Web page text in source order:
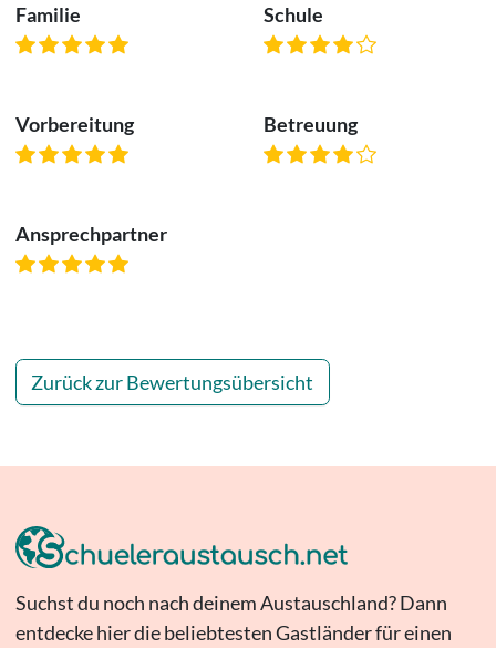
Familie Schule
Vorbereitung Betreuung
Ansprechpartner
Zurück zur Bewertungsübersicht
Suchst du noch nach deinem Austauschland? Dann
entdecke hier die beliebtesten Gastländer für einen